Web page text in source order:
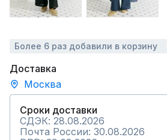
Более 6 раз добавили в корзину
Доставка
Москва
Сроки доставки
СДЭК: 28.08.2026
Почта России: 30.08.2026